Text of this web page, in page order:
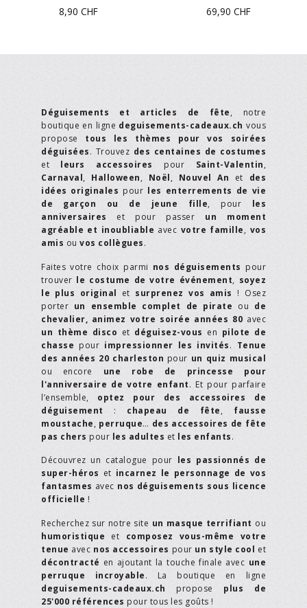
8,90 CHF
69,90 CHF
Déguisements et articles de fête, notre
boutique en ligne deguisements-cadeaux.ch vous
propose tous les thèmes pour vos soirées
déguisées. Trouvez des centaines de costumes
et leurs accessoires pour Saint-Valentin,
Carnaval, Halloween, Noël, Nouvel An et des
idées originales pour les enterrements de vie
de garçon ou de jeune fille, pour les
anniversaires et pour passer un moment
agréable et inoubliable avec votre famille, vos
amis ou vos collègues.
Faites votre choix parmi nos déguisements pour
trouver le costume de votre événement, soyez
le plus original et surprenez vos amis ! Osez
porter un ensemble complet de pirate ou de
chevalier, animez votre soirée années 80 avec
un thème disco et déguisez-vous en pilote de
chasse pour impressionner les invités. Tenue
des années 20 charleston pour un quiz musical
ou encore une robe de princesse pour
l'anniversaire de votre enfant. Et pour parfaire
l’ensemble, optez pour des accessoires de
déguisement : chapeau de fête, fausse
moustache, perruque… des accessoires de fête
pas chers pour les adultes et les enfants.
Découvrez un catalogue pour les passionnés de
super-héros et incarnez le personnage de vos
fantasmes avec nos déguisements sous licence
officielle !
Recherchez sur notre site un masque terrifiant ou
humoristique et composez vous-même votre
tenue avec nos accessoires pour un style cool et
décontracté en ajoutant la touche finale avec une
perruque incroyable. La boutique en ligne
deguisements-cadeaux.ch propose plus de
25'000 références pour tous les goûts !